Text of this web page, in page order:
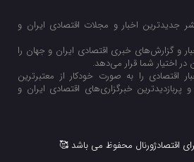
جدیدترین اخبار و مجلات اقتصادی ایران و
و گزارش‌های خبری اقتصادی ایران و جهان را
اختیار شما قرار می‌‌دهد.
اقتصادی را به صورت خودکار از معتبرترین
پربازدیدترین خبرگزاری‌های اقتصادی ایران و
اقتصادژورنال محفوظ می باشد 🥰